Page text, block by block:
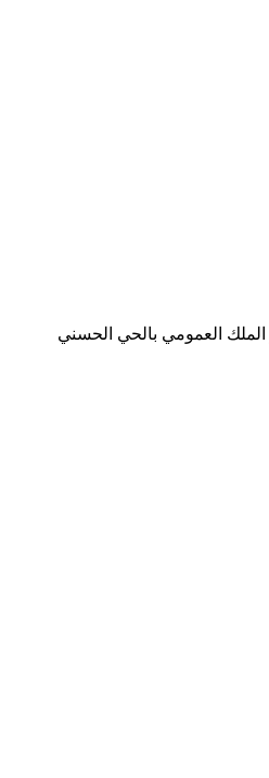
الملك العمومي بالحي الحسني